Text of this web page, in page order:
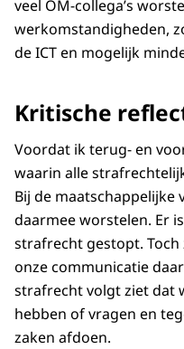
veel OM-collega’s
werkomstandigheden,
de ICT en mogelijk
Kritische
Voordat ik terug- en
waarin alle
Bij de maatschappelijke
daarmee worstelen. Er
strafrecht gestopt.
onze communicatie
strafrecht volgt ziet dat
hebben of vragen en
zaken afdoen.